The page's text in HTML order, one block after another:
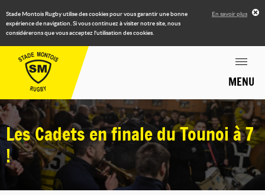
Stade Montois Rugby utilise des cookies pour vous garantir une bonne
expérience de navigation. Si vous continuez à visiter notre site, nous
considérerons que vous acceptez l'utilisation des cookies.
En savoir plus
MENU
Les Cadets en finale du Tounoi à 7
!